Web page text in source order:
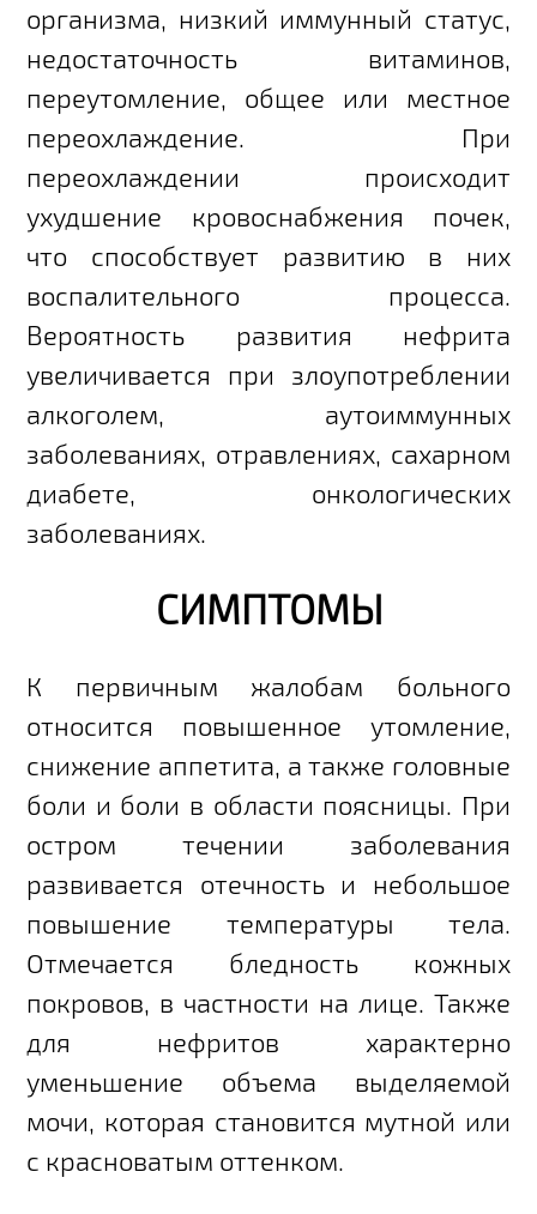
организма, низкий иммунный статус,
недостаточность витаминов,
переутомление, общее или местное
переохлаждение. При
переохлаждении происходит
ухудшение кровоснабжения почек,
что способствует развитию в них
воспалительного процесса.
Вероятность развития нефрита
увеличивается при злоупотреблении
алкоголем, аутоиммунных
заболеваниях, отравлениях, сахарном
диабете, онкологических
заболеваниях.
СИМПТОМЫ
К первичным жалобам больного
относится повышенное утомление,
снижение аппетита, а также головные
боли и боли в области поясницы. При
остром течении заболевания
развивается отечность и небольшое
повышение температуры тела.
Отмечается бледность кожных
покровов, в частности на лице. Также
для нефритов характерно
уменьшение объема выделяемой
мочи, которая становится мутной или
с красноватым оттенком.